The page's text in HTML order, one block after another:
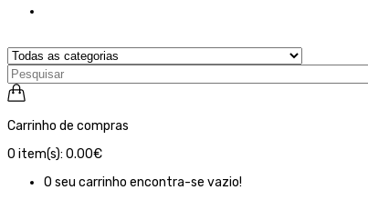
Carrinho de compras
0 item(s): 0.00€
O seu carrinho encontra-se vazio!